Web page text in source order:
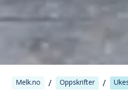
Melk.no / Oppskrifter /